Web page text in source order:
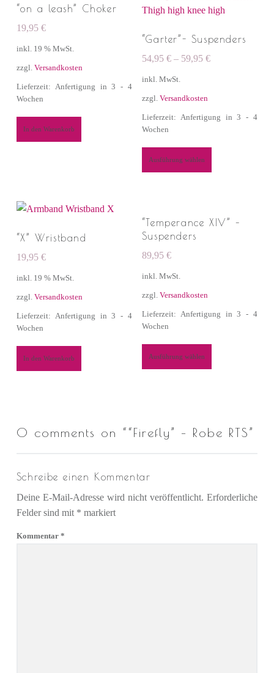
“on a leash” Choker
19,95 €
inkl. 19 % MwSt.
zzgl. Versandkosten
Lieferzeit: Anfertigung in 3 - 4
Wochen
In den Warenkorb
“Garter”- Suspenders
54,95 €– 59,95 €
inkl. MwSt.
zzgl. Versandkosten
Lieferzeit: Anfertigung in 3 - 4
Wochen
Ausführung wählen
“X” Wristband
19,95 €
inkl. 19 % MwSt.
zzgl. Versandkosten
Lieferzeit: Anfertigung in 3 - 4
Wochen
In den Warenkorb
“Temperance XIV” –
Suspenders
89,95 €
inkl. MwSt.
zzgl. Versandkosten
Lieferzeit: Anfertigung in 3 - 4
Wochen
Ausführung wählen
0 comments on “ “Firefly” – Robe RTS”
Schreibe einen Kommentar
Deine E-Mail-Adresse wird nicht veröffentlicht. Erforderliche
Felder sind mit * markiert
Kommentar *